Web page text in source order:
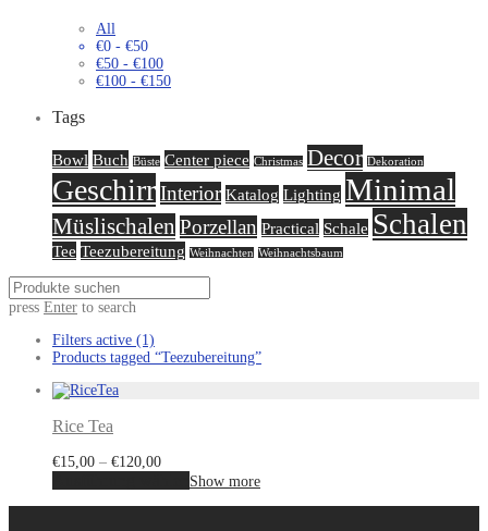
All
€0 - €50
€50 - €100
€100 - €150
Tags
Bowl Buch Büste Center piece Christmas Decor Dekoration
GeschirrInterior Katalog Lighting Minimal
Müslischalen Porzellan Practical Schale Schalen
Tee Teezubereitung Weihnachten Weihnachtsbaum
press Enter to search
Filters active (1)
Products tagged “Teezubereitung”
Rice Tea
€15,00 – €120,00
Show more